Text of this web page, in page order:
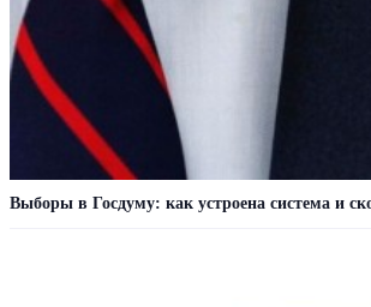
Выборы в Госдуму: как устроена система и